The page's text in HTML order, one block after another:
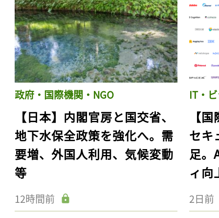
政府・国際機関・NGO
【日本】内閣官房と国交省、
地下水保全政策を強化へ。需
要増、外国人利用、気候変動
等
12時間前
IT・
【
セキ
足。
ィ向
2日前